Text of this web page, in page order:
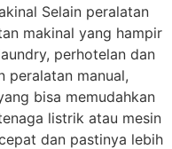
Selain peralatan
makinal yang hampir
perhotelan dan
peralatan manual,
bisa memudahkan
listrik atau mesin
dan pastinya lebih